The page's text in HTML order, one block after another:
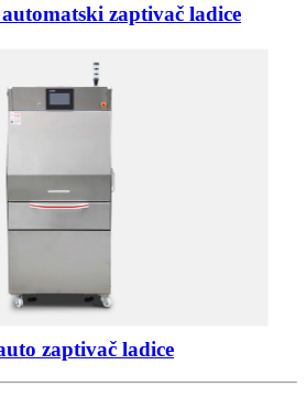
zaptivač ladice
zaptivač ladice